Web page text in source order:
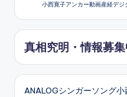
小西寛子アンカー動画産経デジ
真相究明・情報募集
ANALOGシンガーソング